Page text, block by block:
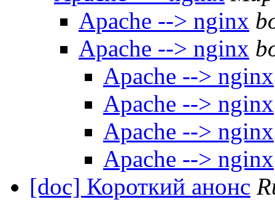
Apache --> nginx
Apache --> nginx
Apache --> nginx
Apache --> nginx
Apache --> nginx
Apache --> nginx
[doc] Короткий анонс